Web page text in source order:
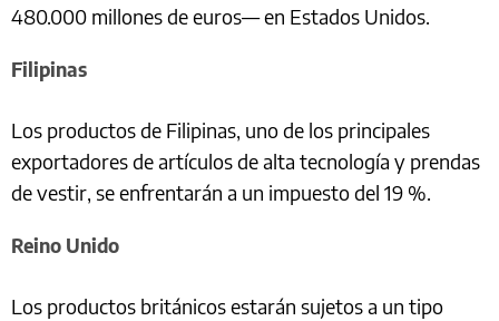
480.000 millones de euros— en Estados Unidos.
Filipinas
Los productos de Filipinas, uno de los principales
exportadores de artículos de alta tecnología y prendas
de vestir, se enfrentarán a un impuesto del 19 %.
Reino Unido
Los productos británicos estarán sujetos a un tipo